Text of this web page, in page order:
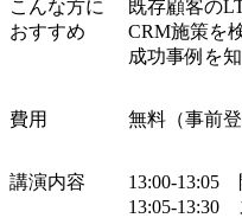
こんな方に
おすすめ
既存顧客の
CRM施策を
成功事例を
費用 無料（事前登
講演内容
13:00-13:05
13:05-13:30